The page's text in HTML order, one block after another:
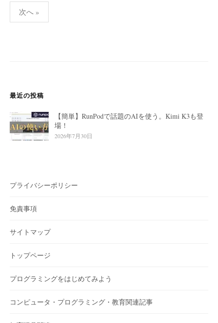
投
稿
送
り
次へ »
最近の投稿
【簡単】RunPodで話題のAIを使う。Kimi K3も登
場！
2026年7月30日
プライバシーポリシー
免責事項
サイトマップ
トップページ
プログラミングをはじめてみよう
コンピュータ・プログラミング・教育関連記事